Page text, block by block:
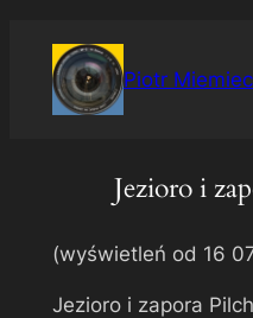
treści
Piotr
Jezioro i
(wyświetleń od 16
Jezioro i zapora